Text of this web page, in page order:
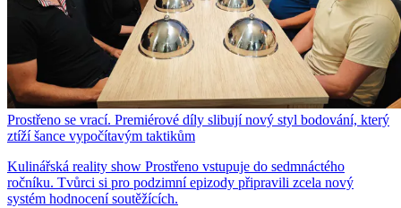
Prostřeno se vrací. Premiérové díly slibují nový styl bodování, který
ztíží šance vypočítavým taktikům
Kulinářská reality show Prostřeno vstupuje do sedmnáctého
ročníku. Tvůrci si pro podzimní epizody připravili zcela nový
systém hodnocení soutěžících.